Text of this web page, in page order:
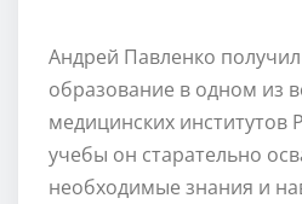
Андрей Павленко
образование в одном из
медицинских институтов
учебы он старательно
необходимые знания и